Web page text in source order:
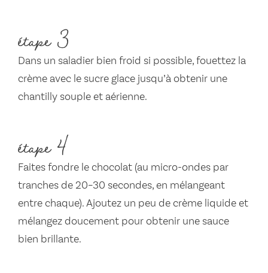
étape 3
Dans un saladier bien froid si possible, fouettez la
crème avec le sucre glace jusqu’à obtenir une
chantilly souple et aérienne.
étape 4
Faites fondre le chocolat (au micro-ondes par
tranches de 20–30 secondes, en mélangeant
entre chaque). Ajoutez un peu de crème liquide et
mélangez doucement pour obtenir une sauce
bien brillante.